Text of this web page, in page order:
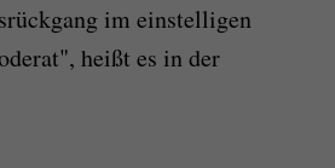
im einstelligen
heißt es in der